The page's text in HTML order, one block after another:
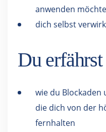
anwenden
dich selbst
Du
wie du Blockaden
die dich von der
fernhalten